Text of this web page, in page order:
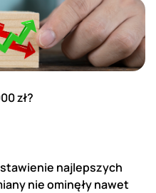
zł?
najlepszych
nie ominęły nawet